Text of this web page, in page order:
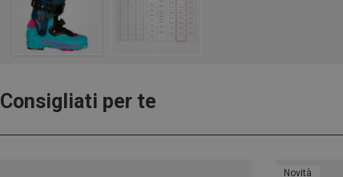
Consigliati per te
Novità